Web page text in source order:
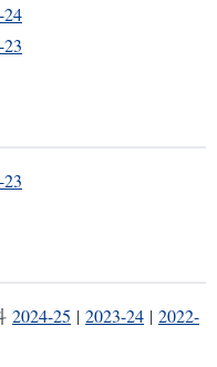
24
2024-25 | 2023-24 | 2022-